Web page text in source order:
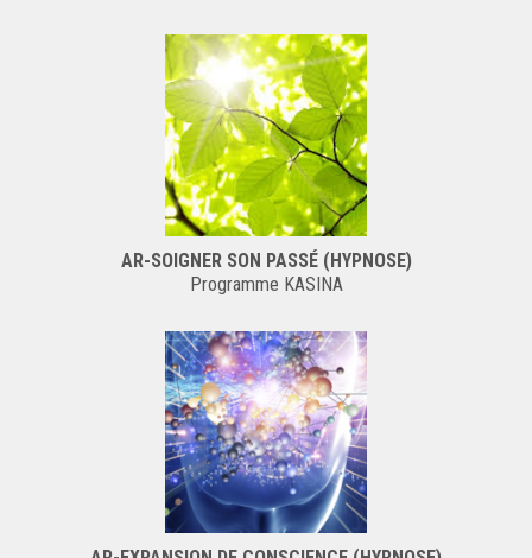
AR-SOIGNER SON PASSÉ (HYPNOSE)
Programme KASINA